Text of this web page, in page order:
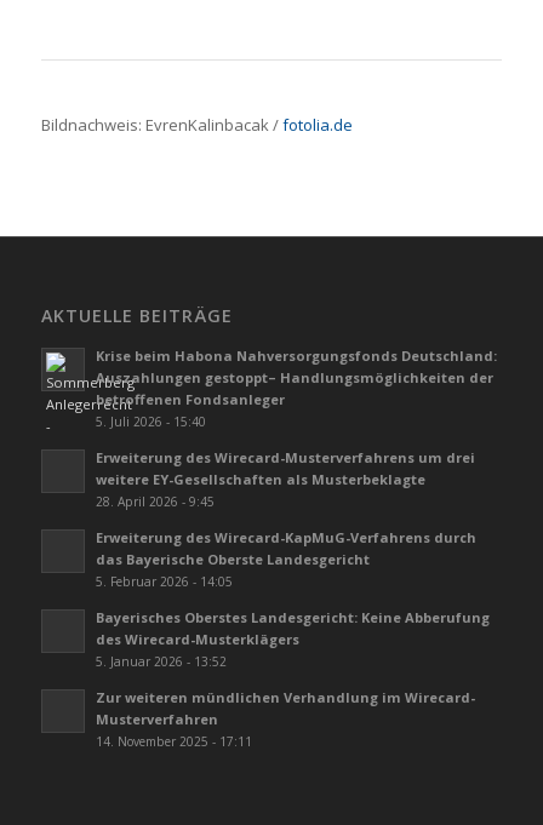
Bildnachweis: EvrenKalinbacak/fotolia.de
AKTUELLE BEITRÄGE
Krise beim Habona Nahversorgungsfonds Deutschland:
Auszahlungen gestoppt– Handlungsmöglichkeiten der
betroffenen Fondsanleger
5. Juli 2026 - 15:40
Erweiterung des Wirecard-Musterverfahrens um drei
weitere EY-Gesellschaften als Musterbeklagte
28. April 2026 - 9:45
Erweiterung des Wirecard-KapMuG-Verfahrens durch
das Bayerische Oberste Landesgericht
5. Februar 2026 - 14:05
Bayerisches Oberstes Landesgericht: Keine Abberufung
des Wirecard-Musterklägers
5. Januar 2026 - 13:52
Zur weiteren mündlichen Verhandlung im Wirecard-
Musterverfahren
14. November 2025 - 17:11